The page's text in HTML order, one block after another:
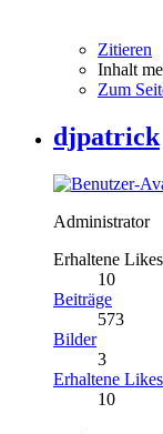
Zitieren
Inhalt
Zum
djpatrick
Administrator
Erhaltene Likes
10
Beiträge
573
Bilder
3
Erhaltene Likes
10